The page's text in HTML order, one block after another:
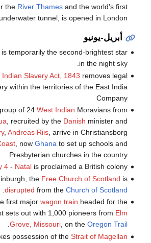
the River Thamesand the world's first
tunnel, is opened in London.
أبريل-يونيو
temporarily the second-brightest star
in the night sky.
Indian Slavery Act, 1843 removes legal
within the territories of the East India
Company
of 24 West Indian Moravians from
, recruited by the Danish minister and
, Andreas Riis, arrive in Christiansborg
, now Ghana to set up schools and
Presbyterian churches in the country
4- Natalis proclaimed a British colony.
the Free Church of Scotland is
disrupted from the Church of Scotland
first major wagon train headed for the
sets out with 1,000 pioneers from Elm
Grove, Missouri, on the Oregon Trail
possession of the Strait of Magellan